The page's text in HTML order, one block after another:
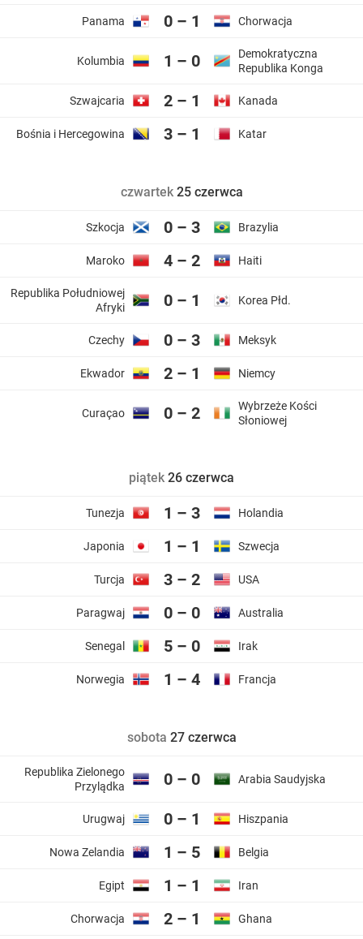
Panama 0 – 1 Chorwacja
Kolumbia 1 – 0
Demokratyczna
Republika Konga
Szwajcaria 2 – 1 Kanada
Bośnia i Hercegowina 3 – 1 Katar
czwartek25 czerwca
Szkocja 0 – 3 Brazylia
Maroko 4 – 2 Haiti
Republika Południowej
Afryki
0 – 1 Korea
Czechy 0 – 3 Meksyk
Ekwador 2 – 1 Niemcy
Curaçao 0 – 2
Wybrzeże Kości
Słoniowej
piątek 26 czerwca
Tunezja 1 – 3 Holandia
Japonia 1 – 1 Szwecja
Turcja 3 – 2 USA
Paragwaj 0 – 0 Australia
Senegal 5 – 0 Irak
Norwegia 1 – 4 Francja
sobota 27 czerwca
Republika Zielonego
Przylądka
0 – 0 Arabia Saudyjska
Urugwaj 0 – 1 Hiszpania
Nowa Zelandia 1 – 5 Belgia
Egipt 1 – 1 Iran
Chorwacja 2 – 1 Ghana